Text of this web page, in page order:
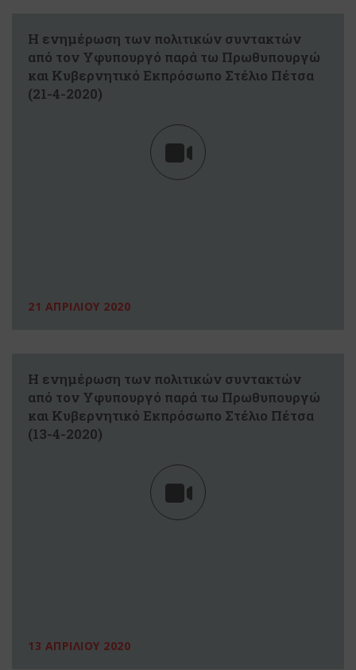
Η ενημέρωση των πολιτικών συντακτών
από τον Υφυπουργό παρά τω Πρωθυπουργώ
και Κυβερνητικό Εκπρόσωπο Στέλιο Πέτσα
(21-4-2020)
21 ΑΠΡΙΛΙΟΥ 2020
Η ενημέρωση των πολιτικών συντακτών
από τον Υφυπουργό παρά τω Πρωθυπουργώ
και Κυβερνητικό Εκπρόσωπο Στέλιο Πέτσα
(13-4-2020)
13 ΑΠΡΙΛΙΟΥ 2020